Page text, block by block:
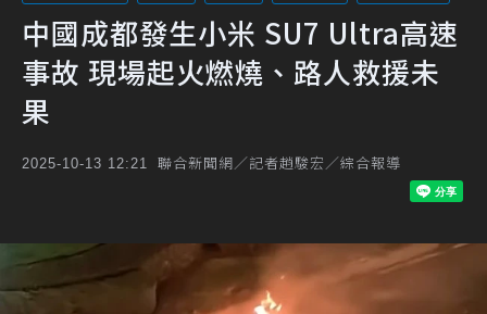
中國成都發生小米 SU7 Ultra高速
事故 現場起火燃燒、路人救援未
果
2025-10-13 12:21 聯合新聞網／記者趙駿宏／綜合報導